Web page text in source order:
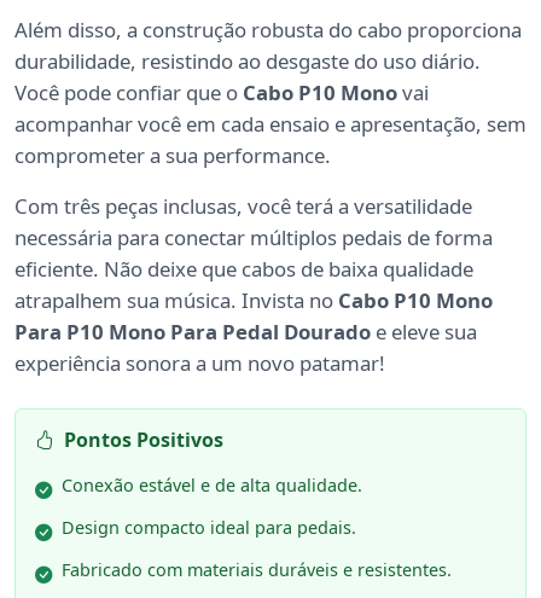
Além disso, a construção robusta do cabo proporciona
durabilidade, resistindo ao desgaste do uso diário.
Você pode confiar que o Cabo P10 Monovai
acompanhar você em cada ensaio e apresentação, sem
comprometer a sua performance.
Com três peças inclusas, você terá a versatilidade
necessária para conectar múltiplos pedais de forma
eficiente. Não deixe que cabos de baixa qualidade
atrapalhem sua música. Invista no Cabo P10 Mono
Para P10 Mono Para Pedal Dourado e eleve sua
experiência sonora a um novo patamar!
Pontos Positivos
Conexão estável e de alta qualidade.
Design compacto ideal para pedais.
Fabricado com materiais duráveis e resistentes.